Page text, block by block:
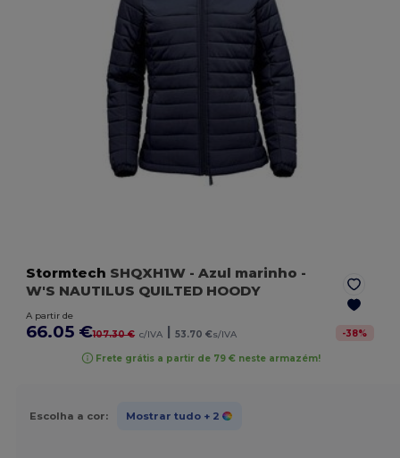
Stormtech SHQXH1W - Azul marinho -
W'S NAUTILUS QUILTED HOODY
A partir de
66.05 €107.30 € c/IVA | 53.70 €s/IVA -38%
Frete grátis a partir de 79 € neste armazém!
Escolha a cor: Mostrar tudo + 2